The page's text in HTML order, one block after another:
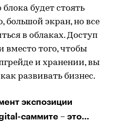
будет стоять
большой экран, но все
в облаках. Доступ
вместо того, чтобы
и хранении, вы
развивать бизнес.
экспозиции
саммите – это…